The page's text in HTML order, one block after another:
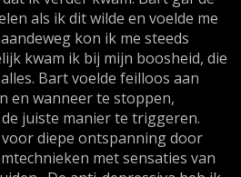
als ik dit wilde en voelde me
kon ik me steeds
kwam ik bij mijn boosheid, die
Bart voelde feilloos aan
en wanneer te stoppen,
juiste manier te triggeren.
diepe ontspanning door
met sensaties van